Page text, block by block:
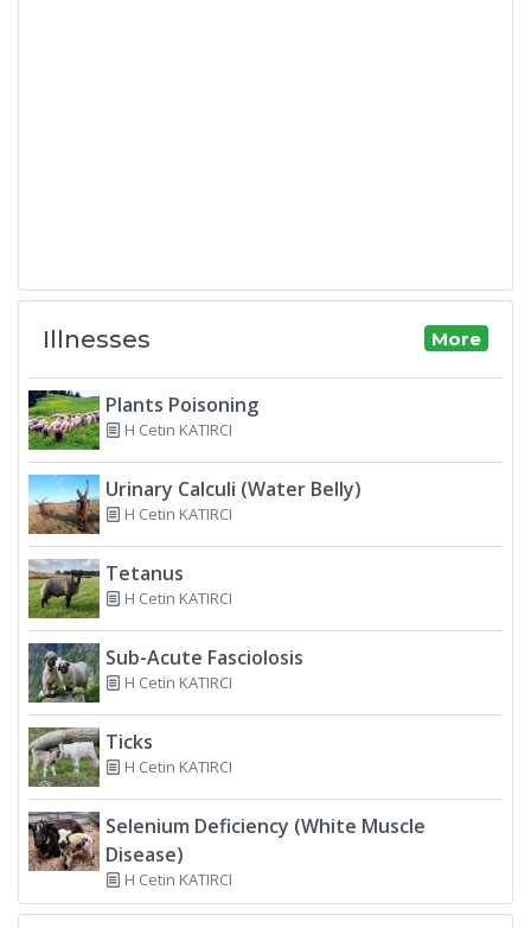
Illnesses More
Plants Poisoning
H Cetin KATIRCI
Urinary Calculi (Water Belly)
H Cetin KATIRCI
Tetanus
H Cetin KATIRCI
Sub-Acute Fasciolosis
H Cetin KATIRCI
Ticks
H Cetin KATIRCI
Selenium Deficiency (White Muscle
Disease)
H Cetin KATIRCI